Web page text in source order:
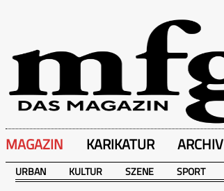
MAGAZIN KARIKATUR ARCHIV
URBAN KULTUR SZENE SPORT